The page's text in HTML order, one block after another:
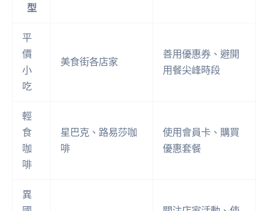
型
平
價
小
吃
美食街各店家
善用優惠券、避開
用餐尖峰時段
輕
食
咖
啡
星巴克、路易莎咖
啡
使用會員卡、購買
優惠套餐
異